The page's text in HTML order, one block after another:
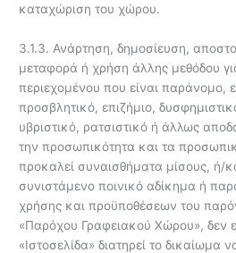
καταχώριση του χώρου.
3.1.3. Ανάρτηση, δημοσίευση,
μεταφορά ή χρήση άλλης μεθόδου
περιεχομένου που είναι παράνομο,
προσβλητικό, επιζήμιο,
υβριστικό, ρατσιστικό ή άλλως
την προσωπικότητα και τα
προκαλεί συναισθήματα μίσους, ή/
συνιστάμενο ποινικό αδίκημα ή
χρήσης και προϋποθέσεων του
«Παρόχου Γραφειακού Χώρου», δεν
«Ιστοσελίδα» διατηρεί το δικαίωμα